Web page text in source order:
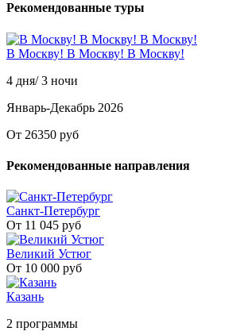
Рекомендованные туры
В Москву! В Москву! В Москву!
4 дня/ 3 ночи
Январь-Декабрь 2026
От 26350 руб
Рекомендованные направления
Санкт-Петербург
От 11 045 руб
Великий Устюг
От 10 000 руб
Казань
2 программы